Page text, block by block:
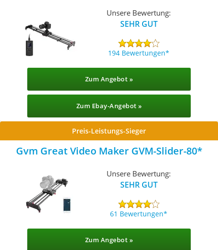
Unsere Bewertung:
SEHR GUT
194 Bewertungen
Zum Angebot »
Zum Ebay-Angebot »
Preis-Leistungs-Sieger
Gvm Great Video Maker GVM-Slider-80
Unsere Bewertung:
SEHR GUT
61 Bewertungen
Zum Angebot »